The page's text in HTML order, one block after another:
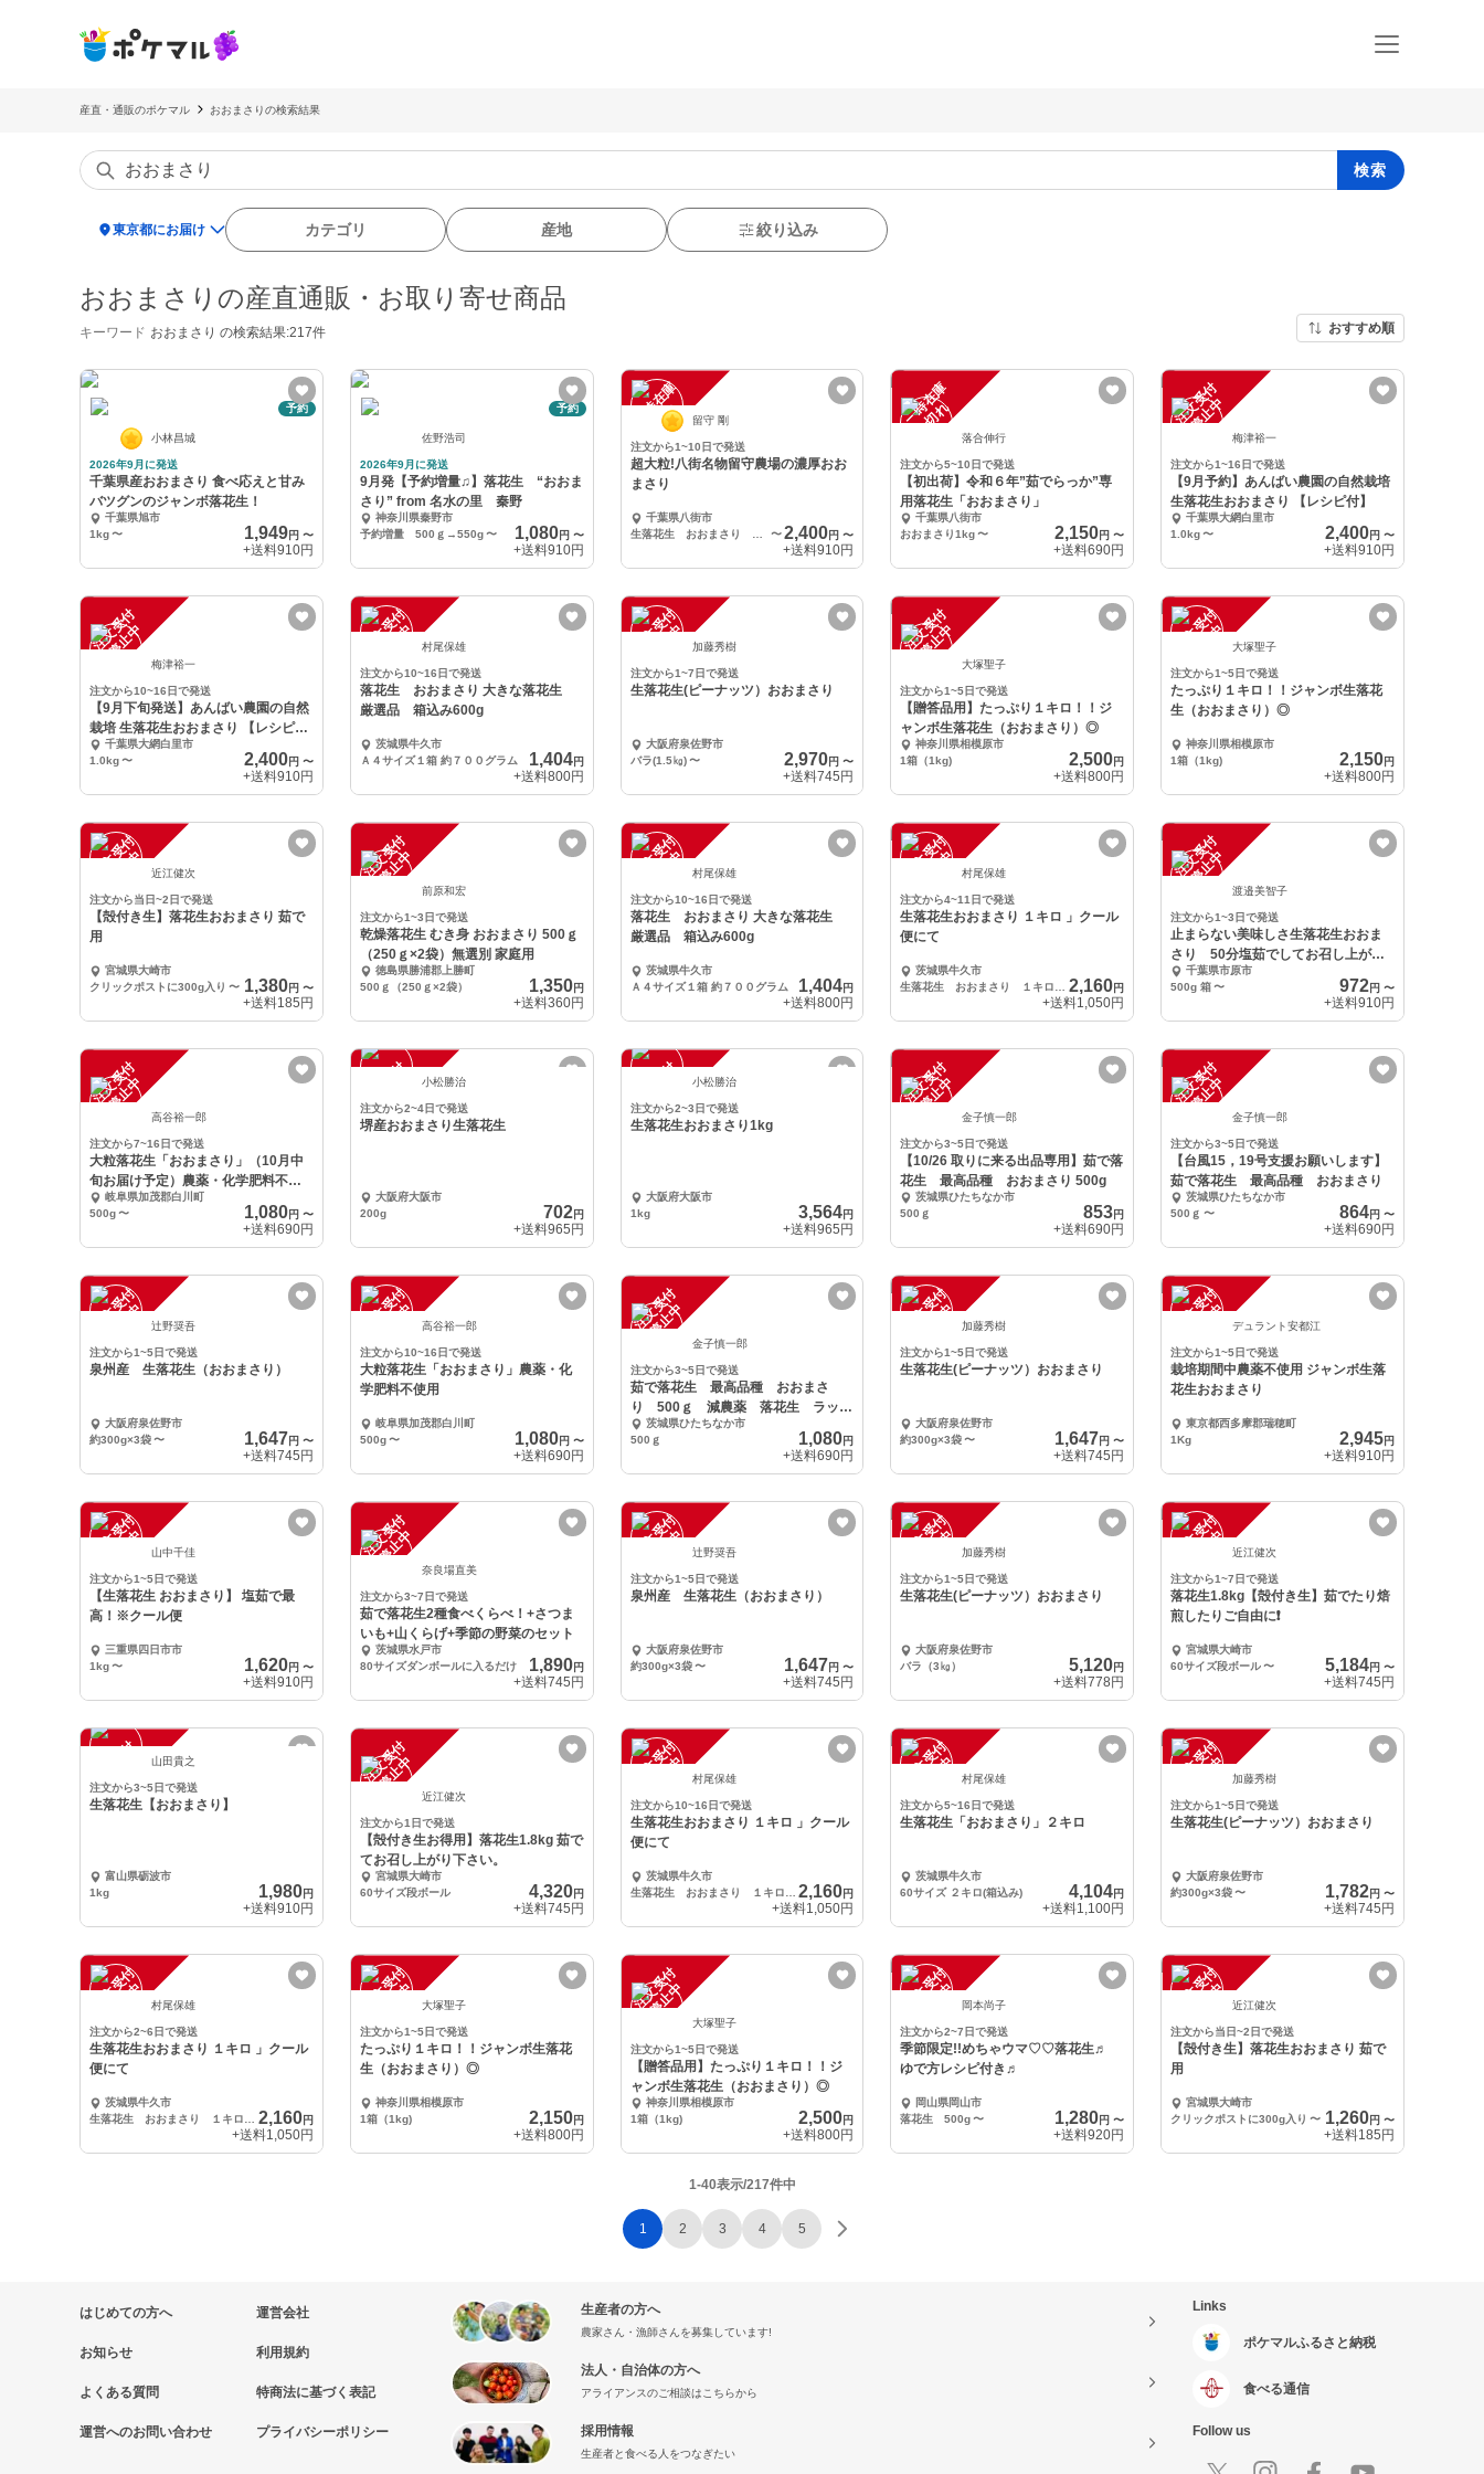
産直・通販のポケマル おおまさりの検索結果
検索
location_on東京都にお届け カテゴリ 産地 絞り込み
おおまさりの産直通販・お取り寄せ商品
キーワード おおまさり の検索結果:217件 おすすめ順
予約
小林昌城
2026年9月に発送
千葉県産おおまさり 食べ応えと甘み
バツグンのジャンボ落花生！
千葉県旭市
1kg〜 1,949円 〜
+送料910円
予約
佐野浩司
2026年9月に発送
9月発【予約増量♫】落花生 “おおま
さり” from 名水の里 秦野
神奈川県秦野市
予約増量 500ｇ→550g 〜 1,080円 〜
+送料910円
一
時
在
庫
切
れ 留守 剛
注文から1~10日で発送
超大粒!八街名物留守農場の濃厚おお
まさり
千葉県八街市
〜 2,400円〜
+送料910円
一
時
在
庫
切
れ
落合伸行
注文から5~10日で発送
【初出荷】令和６年”茹でらっか”専
用落花生「おおまさり」
千葉県八街市
おおまさり1kg 〜 2,150円〜
+送料690円
注
文
受
付
停
止
中
梅津裕一
注文から1~16日で発送
【9月予約】あんばい農園の自然栽培
生落花生おおまさり 【レシピ付】
千葉県大網白里市
1.0kg〜 2,400円 〜
+送料910円
注
文
受
付
停
止
中
梅津裕一
注文から10~16日で発送
【9月下旬発送】あんばい農園の自然
栽培 生落花生おおまさり 【レシピ
付】千葉県大網白里市
1.0kg〜 2,400円 〜
+送料910円
注
文
受
付
停
止
中 村尾保雄
注文から10~16日で発送
落花生 おおまさり 大きな落花生
厳選品 箱込み600g
茨城県牛久市
Ａ４サイズ１箱 約７００グラム
1,404円
+送料800円
注
文
受
付
停
止
中 加藤秀樹
注文から1~7日で発送
生落花生(ピーナッツ）おおまさり
大阪府泉佐野市
バラ(1.5㎏) 〜 2,970円〜
+送料745円
注
文
受
付
停
止
中
大塚聖子
注文から1~5日で発送
【贈答品用】たっぷり１キロ！！ジ
ャンボ生落花生（おおまさり）◎
神奈川県相模原市
1箱（1kg)
2,500円
+送料800円
注
文
受
付
停
止
中 大塚聖子
注文から1~5日で発送
たっぷり１キロ！！ジャンボ生落花
生（おおまさり）◎
神奈川県相模原市
1箱（1kg)
2,150円
+送料800円
注
文
受
付
停
止
中 近江健次
注文から当日~2日で発送
【殻付き生】落花生おおまさり 茹で
用
宮城県大崎市
クリックポストに300g入り 〜 1,380円 〜
+送料185円
注
文
受
付
停
止
中
前原和宏
注文から1~3日で発送
乾燥落花生 むき身 おおまさり 500ｇ
（250ｇ×2袋）無選別 家庭用
徳島県勝浦郡上勝町
500ｇ（250ｇ×2袋）
1,350円
+送料360円
注
文
受
付
停
止
中 村尾保雄
注文から10~16日で発送
落花生 おおまさり 大きな落花生
厳選品 箱込み600g
茨城県牛久市
Ａ４サイズ１箱 約７００グラム
1,404円
+送料800円
注
文
受
付
停
止
中 村尾保雄
注文から4~11日で発送
生落花生おおまさり １キロ 」クール
便にて
茨城県牛久市
2,160円
+送料1,050円
注
文
受
付
停
止
中
渡邉美智子
注文から1~3日で発送
止まらない美味しさ生落花生おおま
さり 50分塩茹でしてお召し上がり
ください
千葉県市原市
500g 箱〜 972円 〜
+送料910円
注
文
受
付
停
止
中
高谷裕一郎
注文から7~16日で発送
大粒落花生「おおまさり」（10月中
旬お届け予定）農薬・化学肥料不使
用 岐阜県加茂郡白川町
500g〜 1,080円 〜
+送料690円
注
文
受
付
停
止
中 小松勝治
注文から2~4日で発送
堺産おおまさり生落花生
大阪府大阪市
200g
702円
+送料965円
注
文
受
付
停
止
中 小松勝治
注文から2~3日で発送
生落花生おおまさり1kg
大阪府大阪市
1kg
3,564円
+送料965円
注
文
受
付
停
止
中
金子慎一郎
注文から3~5日で発送
【10/26 取りに来る出品専用】茹で落
花生 最高品種 おおまさり 500g
茨城県ひたちなか市
500ｇ
853円
+送料690円
注
文
受
付
停
止
中
金子慎一郎
注文から3~5日で発送
【台風15，19号支援お願いします】
茹で落花生 最高品種 おおまさり
茨城県ひたちなか市
500ｇ 〜 864円 〜
+送料690円
注
文
受
付
停
止
中 辻野奨吾
注文から1~5日で発送
泉州産 生落花生（おおまさり）
大阪府泉佐野市
約300g×3袋〜 1,647 円 〜
+送料745円
注
文
受
付
停
止
中 高谷裕一郎
注文から10~16日で発送
大粒落花生「おおまさり」農薬・化
学肥料不使用
岐阜県加茂郡白川町
500g 〜 1,080円 〜
+送料690円
注
文
受
付
停
止
中
金子慎一郎
注文から3~5日で発送
茹で落花生 最高品種 おおまさ
り 500ｇ 減農薬 落花生 ラッカ
セイ茨城県ひたちなか市
500ｇ
1,080円
+送料690円
注
文
受
付
停
止
中 加藤秀樹
注文から1~5日で発送
生落花生(ピーナッツ）おおまさり
大阪府泉佐野市
約300g×3袋 〜 1,647円〜
+送料745円
注
文
受
付
停
止
中 デュラント安都江
注文から1~5日で発送
栽培期間中農薬不使用 ジャンボ生落
花生おおまさり
東京都西多摩郡瑞穂町
1Kg
2,945円
+送料910円
注
文
受
付
停
止
中 山中千佳
注文から1~5日で発送
【生落花生 おおまさり】 塩茹で最
高！※クール便
三重県四日市市
1kg〜 1,620円 〜
+送料910円
注
文
受
付
停
止
中
奈良場直美
注文から3~7日で発送
茹で落花生2種食べくらべ！+さつま
いも+山くらげ+季節の野菜のセット
茨城県水戸市
80サイズダンボールに入るだけ
1,890円
+送料745円
注
文
受
付
停
止
中 辻野奨吾
注文から1~5日で発送
泉州産 生落花生（おおまさり）
大阪府泉佐野市
約300g×3袋 〜 1,647円〜
+送料745円
注
文
受
付
停
止
中 加藤秀樹
注文から1~5日で発送
生落花生(ピーナッツ）おおまさり
大阪府泉佐野市
バラ（3㎏）
5,120円
+送料778円
注
文
受
付
停
止
中 近江健次
注文から1~7日で発送
落花生1.8kg【殻付き生】茹でたり焙
煎したりご自由に❗️
宮城県大崎市
60サイズ段ボール〜 5,184円 〜
+送料745円
注
文
受
付
停
止
中 山田貴之
注文から3~5日で発送
生落花生【おおまさり】
富山県砺波市
1kg
1,980円
+送料910円
注
文
受
付
停
止
中
近江健次
注文から1日で発送
【殻付き生お得用】落花生1.8kg 茹で
てお召し上がり下さい。
宮城県大崎市
60サイズ段ボール
4,320円
+送料745円
注
文
受
付
停
止
中 村尾保雄
注文から10~16日で発送
生落花生おおまさり １キロ 」クール
便にて
茨城県牛久市
2,160円
+送料1,050円
注
文
受
付
停
止
中 村尾保雄
注文から5~16日で発送
生落花生「おおまさり」２キロ
茨城県牛久市
60サイズ ２キロ(箱込み)
4,104円
+送料1,100円
注
文
受
付
停
止
中 加藤秀樹
注文から1~5日で発送
生落花生(ピーナッツ）おおまさり
大阪府泉佐野市
約300g×3袋〜 1,782円 〜
+送料745円
注
文
受
付
停
止
中 村尾保雄
注文から2~6日で発送
生落花生おおまさり １キロ 」クール
便にて
茨城県牛久市
2,160円
+送料1,050円
注
文
受
付
停
止
中 大塚聖子
注文から1~5日で発送
たっぷり１キロ！！ジャンボ生落花
生（おおまさり）◎
神奈川県相模原市
1箱（1kg)
2,150円
+送料800円
注
文
受
付
停
止
中
大塚聖子
注文から1~5日で発送
【贈答品用】たっぷり１キロ！！ジ
ャンボ生落花生（おおまさり）◎
神奈川県相模原市
1箱（1kg)
2,500円
+送料800円
注
文
受
付
停
止
中 岡本尚子
注文から2~7日で発送
季節限定!!めちゃウマ♡♡落花生♬
ゆで方レシピ付き♬
岡山県岡山市
落花生 500g 〜 1,280円〜
+送料920円
注
文
受
付
停
止
中 近江健次
注文から当日~2日で発送
【殻付き生】落花生おおまさり 茹で
用
宮城県大崎市
クリックポストに300g入り 〜 1,260円 〜
+送料185円
1-40表示/217件中
1 2 3 4 5
はじめての方へ
お知らせ
よくある質問
運営へのお問い合わせ
運営会社
利用規約
特商法に基づく表記
プライバシーポリシー
生産者の方へ
農家さん・漁師さんを募集しています!
法人・自治体の方へ
アライアンスのご相談はこちらから
採用情報
生産者と食べる人をつなぎたい
Links
ポケマルふるさと納税
食べる通信
Follow us